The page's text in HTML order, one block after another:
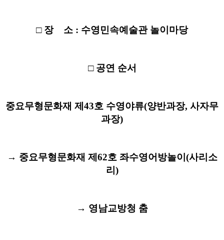
□ 장 소 : 수영민속예술관 놀이마당
□ 공연 순서
중요무형문화재 제43호 수영야류(양반과장, 사자무
과장)
→ 중요무형문화재 제62호 좌수영어방놀이(사리소
리)
→ 영남교방청 춤